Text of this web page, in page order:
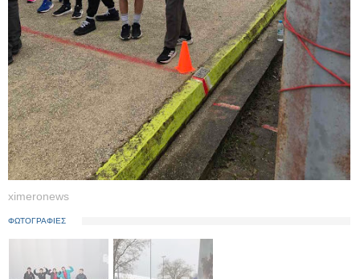
ximeronews
ΦΩΤΟΓΡΑΦΙΕΣ